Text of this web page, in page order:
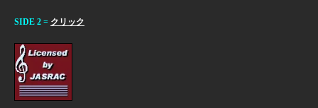
SIDE 2 = クリック